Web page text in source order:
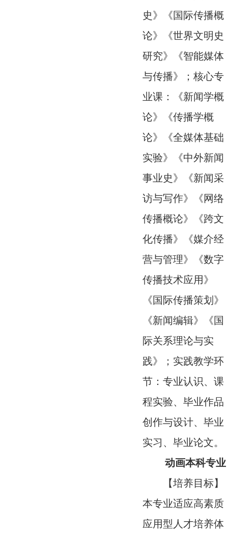
史》《国际传播概
论》《世界文明史
研究》《智能媒体
与传播》；核心专
业课：《新闻学概
论》《传播学概
论》《全媒体基础
实验》《中外新闻
事业史》《新闻采
访与写作》《网络
传播概论》《跨文
化传播》《媒介经
营与管理》《数字
传播技术应用》
《国际传播策划》
《新闻编辑》《国
际关系理论与实
践》；实践教学环
节：专业认识、课
程实验、毕业作品
创作与设计、毕业
实习、毕业论文。
动画本科专业
【培养目标】
本专业适应高素质
应用型人才培养体